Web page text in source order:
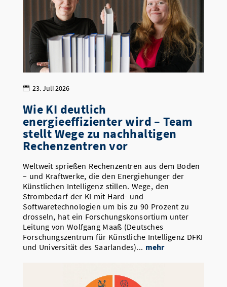
23. Juli 2026
Wie KI deutlich
energieeffizienter wird – Team
stellt Wege zu nachhaltigen
Rechenzentren vor
Weltweit sprießen Rechenzentren aus dem Boden
– und Kraftwerke, die den Energiehunger der
Künstlichen Intelligenz stillen. Wege, den
Strombedarf der KI mit Hard- und
Softwaretechnologien um bis zu 90 Prozent zu
drosseln, hat ein Forschungskonsortium unter
Leitung von Wolfgang Maaß (Deutsches
Forschungszentrum für Künstliche Intelligenz DFKI
und Universität des Saarlandes)... mehr